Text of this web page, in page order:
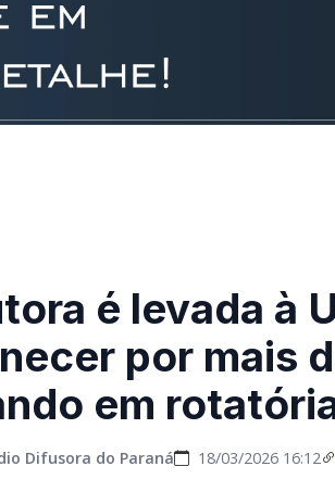
é levada à
por mais
em
Difusora do Paraná 18/03/2026 16:12